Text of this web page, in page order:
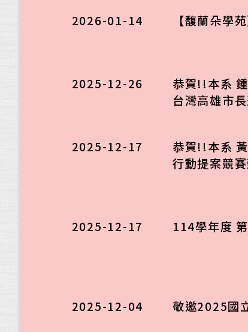
2026-01-14
【馥蘭朵學
2025-12-26
恭賀!!本系
台灣高雄市
2025-12-17
恭賀!!本系
行動提案競
2025-12-17
114學年度
2025-12-04
敬邀2025國